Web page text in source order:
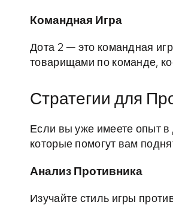
Командная Игра
Дота 2 — это командная
товарищами по команде,
Стратегии для
Если вы уже имеете опыт в
которые помогут вам
Анализ Противника
Изучайте стиль игры